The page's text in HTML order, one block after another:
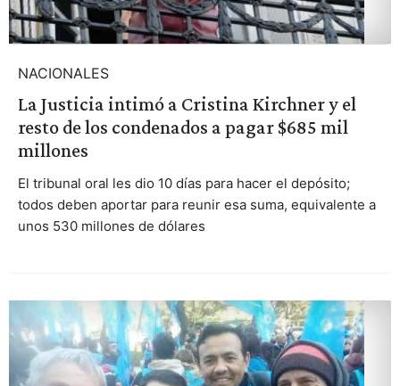
NACIONALES
La Justicia intimó a Cristina Kirchner y el
resto de los condenados a pagar $685 mil
millones
El tribunal oral les dio 10 días para hacer el depósito;
todos deben aportar para reunir esa suma, equivalente a
unos 530 millones de dólares